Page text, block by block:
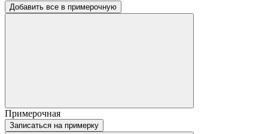
Добавить все в примерочную
Примерочная
Записаться на примерку